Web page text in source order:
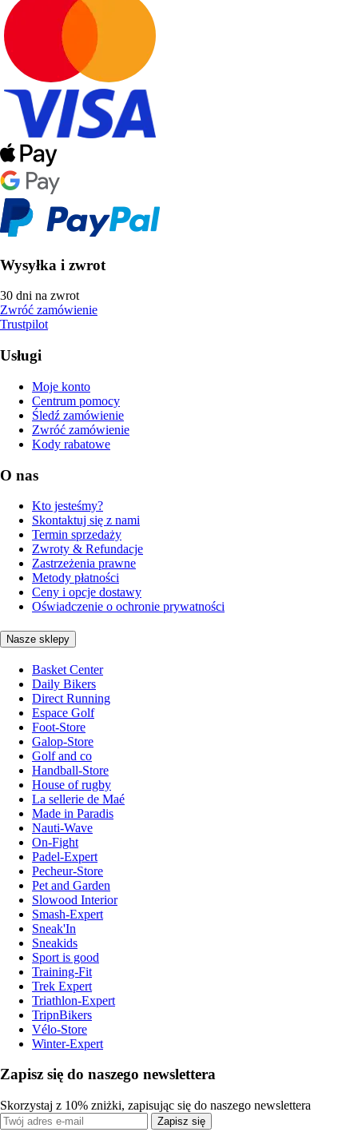
Wysyłka i zwrot
30 dni na zwrot
Zwróć zamówienie
Trustpilot
Usługi
Moje konto
Centrum pomocy
Śledź zamówienie
Zwróć zamówienie
Kody rabatowe
O nas
Kto jesteśmy?
Skontaktuj się z nami
Termin sprzedaży
Zwroty & Refundacje
Zastrzeżenia prawne
Metody płatności
Ceny i opcje dostawy
Oświadczenie o ochronie prywatności
Nasze sklepy
Basket Center
Daily Bikers
Direct Running
Espace Golf
Foot-Store
Galop-Store
Golf and co
Handball-Store
House of rugby
La sellerie de Maé
Made in Paradis
Nauti-Wave
On-Fight
Padel-Expert
Pecheur-Store
Pet and Garden
Slowood Interior
Smash-Expert
Sneak'In
Sneakids
Sport is good
Training-Fit
Trek Expert
Triathlon-Expert
TripnBikers
Vélo-Store
Winter-Expert
Zapisz się do naszego newslettera
Skorzystaj z 10% zniżki, zapisując się do naszego newslettera
Zapisz się